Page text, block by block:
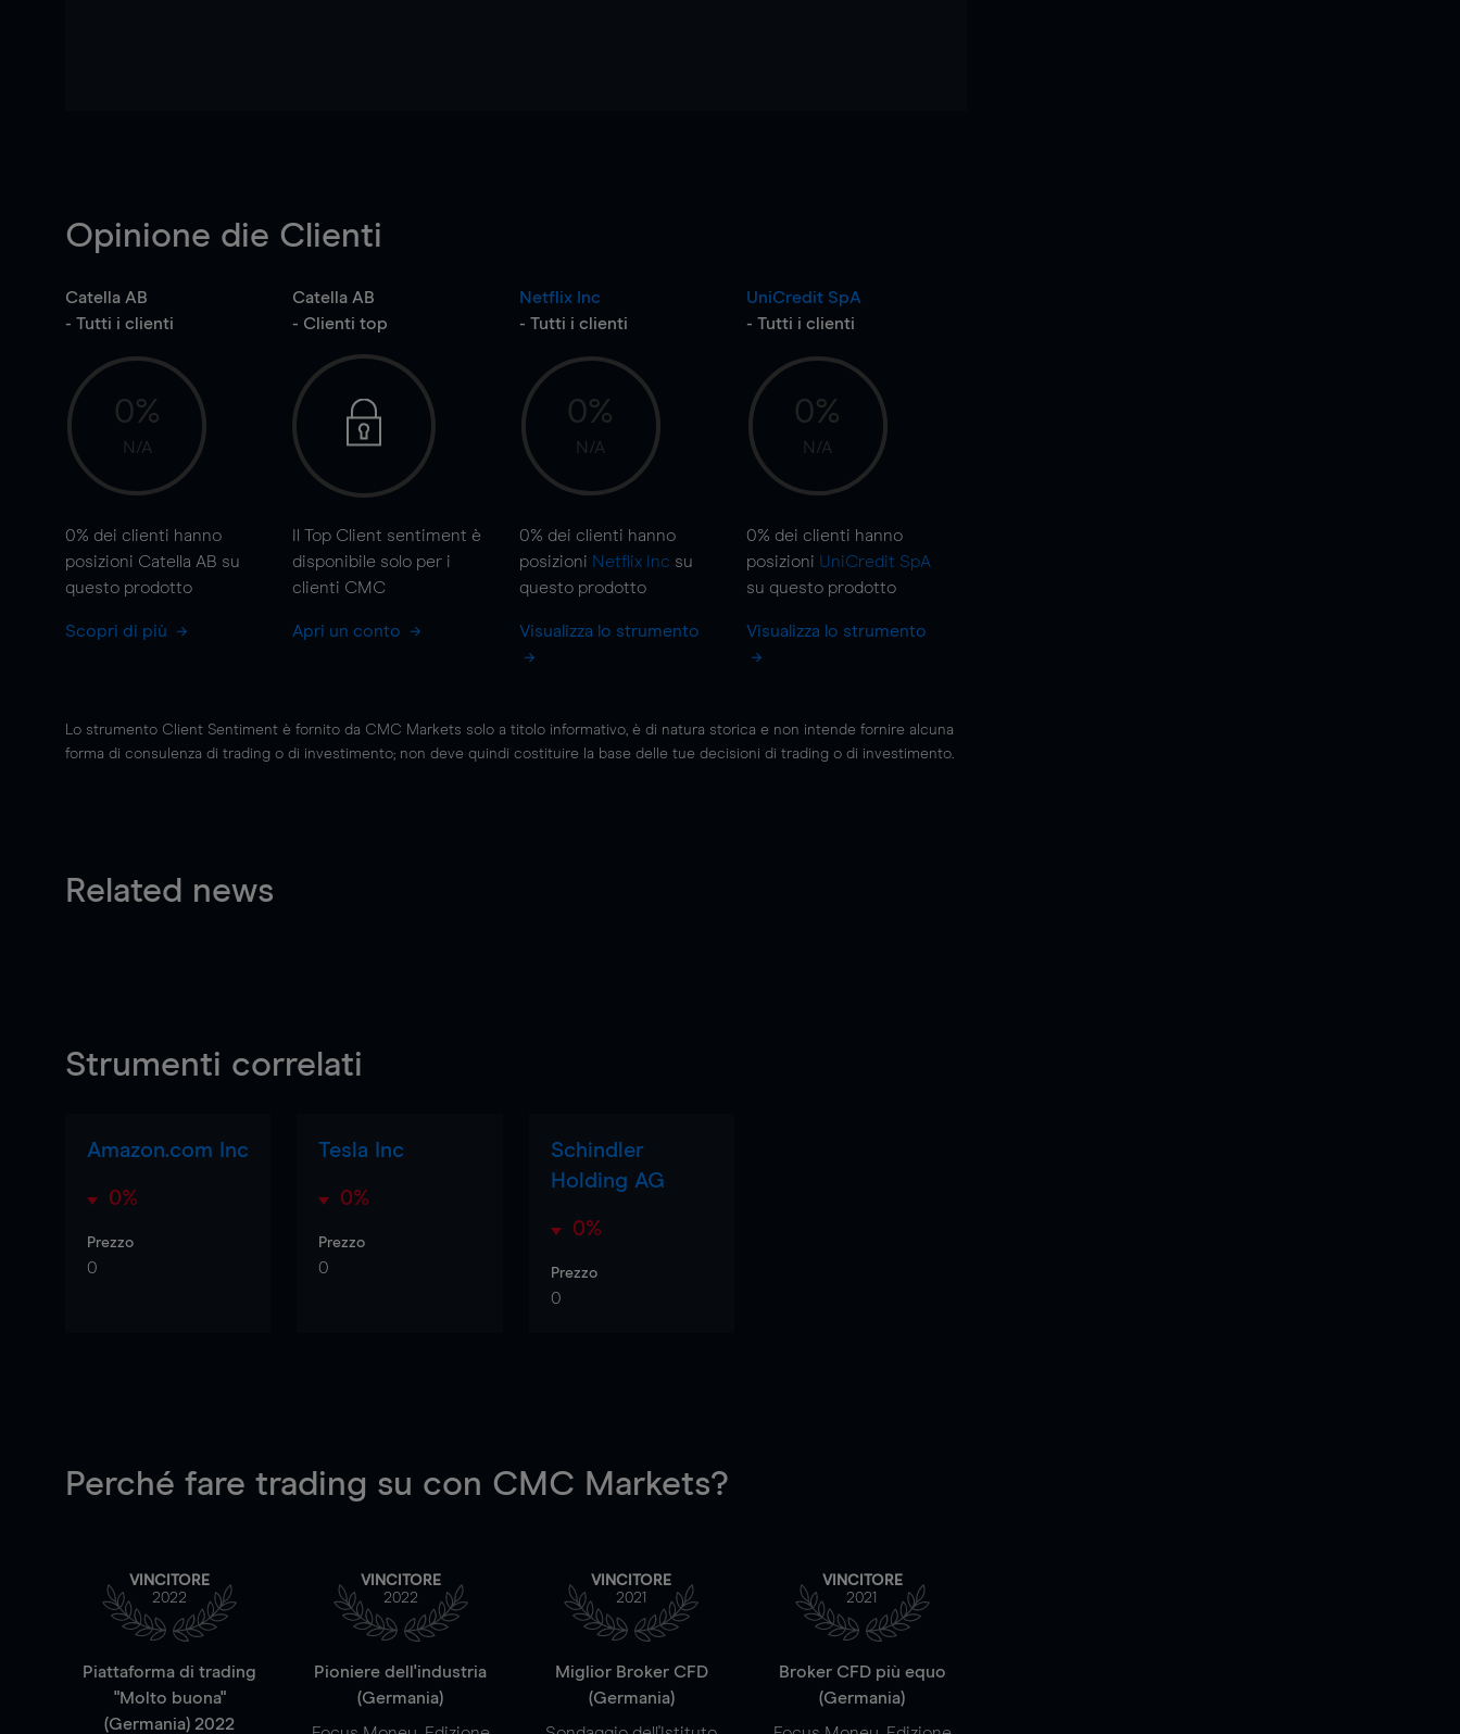
Opinione die Clienti
Catella AB
- Tutti i clienti
0%
N/A
0% dei clienti hanno
posizioni Catella AB su
questo prodotto
Scopri di più
Catella AB
- Clienti top
Il Top Client sentiment è
disponibile solo per i
clienti CMC
Apri un conto
Netflix Inc
- Tutti i clienti
0%
N/A
0% dei clienti hanno
posizioni Netflix Inc su
questo prodotto
Visualizza lo strumento
UniCredit SpA
- Tutti i clienti
0%
N/A
0% dei clienti hanno
posizioni UniCredit SpA
su questo prodotto
Visualizza lo strumento
Lo strumento Client Sentiment è fornito da CMC Markets solo a titolo informativo, è di natura storica e non intende fornire alcuna
forma di consulenza di trading o di investimento; non deve quindi costituire la base delle tue decisioni di trading o di investimento.
Related news
Strumenti correlati
Amazon.com Inc
0%
Prezzo
0
Tesla Inc
0%
Prezzo
0
Schindler
Holding AG
0%
Prezzo
0
Perché fare trading su con CMC Markets?
VINCITORE
2022
Piattaforma di trading
"Molto buona"
(Germania) 2022
VINCITORE
2022
Pioniere dell'industria
(Germania)
VINCITORE
2021
Miglior Broker CFD
(Germania)
VINCITORE
2021
Broker CFD più equo
(Germania)